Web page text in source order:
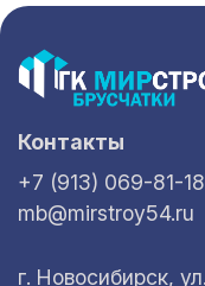
Контакты
+7 (913) 069-81-18
mb@mirstroy54.ru
г. Новосибирск,